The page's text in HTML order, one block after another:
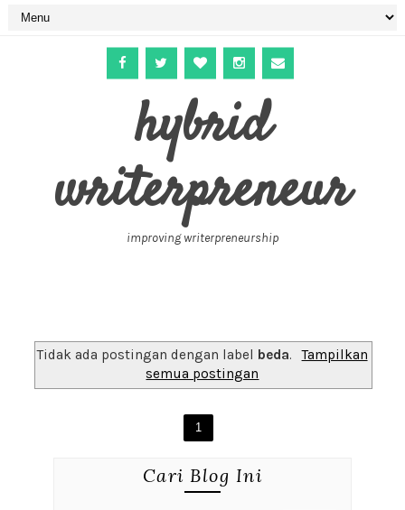
hybrid
writerpreneur
improving writerpreneurship
Tidak ada postingan dengan label beda.
Tampilkan
semua postingan
1
Cari Blog Ini